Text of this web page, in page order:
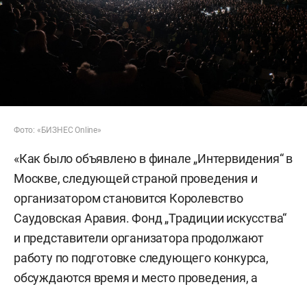
Фото: «БИЗНЕС Online»
«Как было объявлено в финале „Интервидения“ в
Москве, следующей страной проведения и
организатором становится Королевство
Саудовская Аравия. Фонд „Традиции искусства“
и представители организатора продолжают
работу по подготовке следующего конкурса,
обсуждаются время и место проведения, а